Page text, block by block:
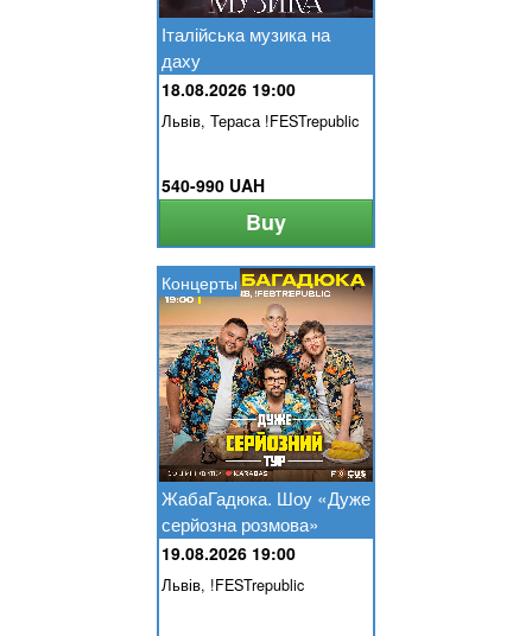
Італійська музика на
даху
18.08.2026 19:00
Львів, Тераса !FESTrepublic
540-990 UAH
Buy
Концерты
ЖабаГадюка. Шоу «Дуже
серйозна розмова»
19.08.2026 19:00
Львів, !FESTrepublic